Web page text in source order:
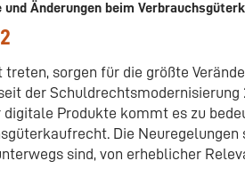
Änderungen beim
treten, sorgen für die größte
der Schuldrechtsmodernisierung
digitale Produkte kommt es zu
Die
sind, von erheblicher